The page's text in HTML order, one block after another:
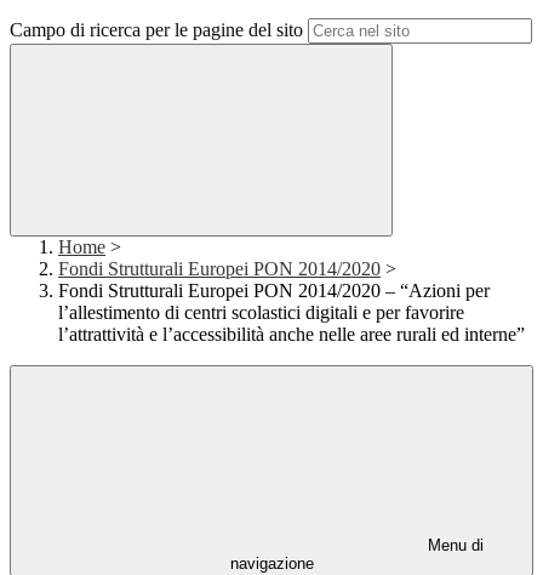
Campo di ricerca per le pagine del sito
Home >
Fondi Strutturali Europei PON 2014/2020 >
Fondi Strutturali Europei PON 2014/2020 – “Azioni per
l’allestimento di centri scolastici digitali e per favorire
l’attrattività e l’accessibilità anche nelle aree rurali ed interne”
Menu di
navigazione